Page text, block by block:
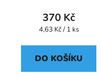
370 Kč
Měrná
4,63 Kč / 1 ks
DO KOŠÍKU